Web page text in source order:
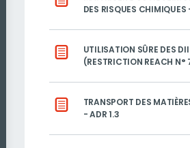
DES RISQUES
UTILISATION SÛRE DES
(RESTRICTION REACH N°
TRANSPORT DES
- ADR 1.3